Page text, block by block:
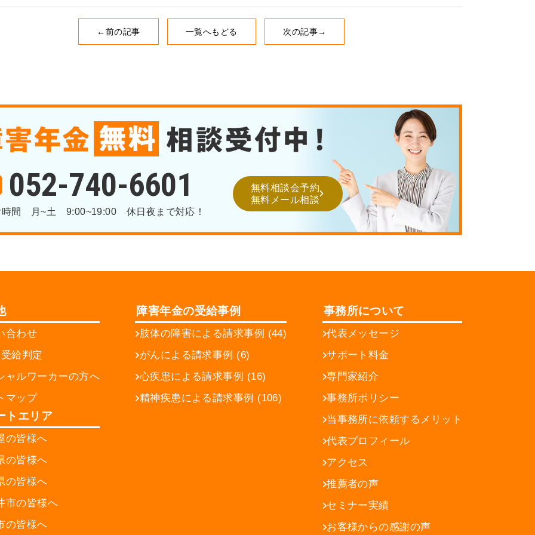
←前の記事 一覧へもどる 次の記事→
052-740-6601
時間 月~土 9:00~19:00 休日夜まで対応！
無料相談会予約
無料メール相談
合わせ
給判定
ャルワーカーの方へ
マップ
トエリア
の皆様へ
の皆様へ
の皆様へ
市の皆様へ
の皆様へ
障害年金の受給事例
肢体の障害による請求事例 (44)
がんによる請求事例 (6)
心疾患による請求事例 (16)
精神疾患による請求事例 (106)
事務所について
代表メッセージ
サポート料金
専門家紹介
事務所ポリシー
当事務所に依頼するメリット
代表プロフィール
アクセス
推薦者の声
セミナー実績
お客様からの感謝の声